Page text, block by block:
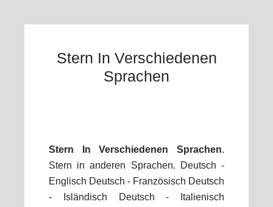
Stern In Verschiedenen
Sprachen
Stern In Verschiedenen Sprachen.
Stern in anderen Sprachen. Deutsch -
Englisch Deutsch - Französisch Deutsch
- Isländisch Deutsch - Italienisch